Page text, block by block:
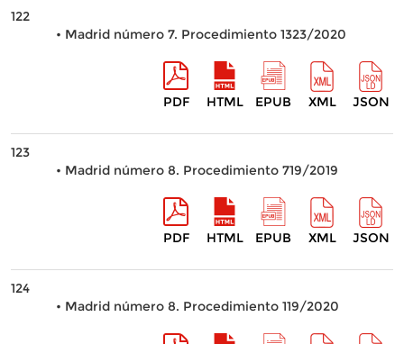
122
• Madrid número 7. Procedimiento 1323/2020
PDF HTML EPUB XML JSON
123
• Madrid número 8. Procedimiento 719/2019
PDF HTML EPUB XML JSON
124
• Madrid número 8. Procedimiento 119/2020